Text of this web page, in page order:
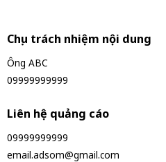
Chịu trách nhiệm nội dung
Ông ABC
09999999999
Liên hệ quảng cáo
09999999999
email.adsom@gmail.com